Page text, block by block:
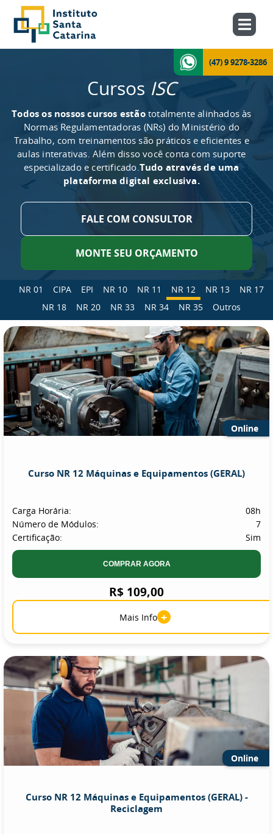
(47) 9 9278-3286
Cursos ISC
Todos os nossos cursos estãototalmente alinhados às
Normas Regulamentadoras (NRs) do Ministério do
Trabalho, com treinamentos são práticos e eficientes e
aulas interativas. Além disso você conta com suporte
especializado e certificado.Tudo através de uma
plataforma digital exclusiva.
FALE COM CONSULTOR
MONTE SEU ORÇAMENTO
NR 01 CIPA EPI NR 10 NR 11 NR 12 NR 13
NR 17
NR 18
NR 20 NR 33 NR 34 NR 35 Outros
Online
Curso NR 12 Máquinas e Equipamentos (GERAL)
Carga Horária:
08h
Número de Módulos:
7
Certificação:
Sim
COMPRAR AGORA
R$ 109,00
Mais Info +
Online
Curso NR 12 Máquinas e Equipamentos (GERAL) -
Reciclagem